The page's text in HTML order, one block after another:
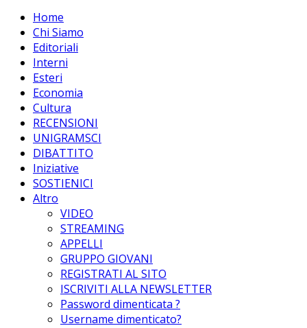
Home
Chi Siamo
Editoriali
Interni
Esteri
Economia
Cultura
RECENSIONI
UNIGRAMSCI
DIBATTITO
Iniziative
SOSTIENICI
Altro
VIDEO
STREAMING
APPELLI
GRUPPO GIOVANI
REGISTRATI AL SITO
ISCRIVITI ALLA NEWSLETTER
Password dimenticata ?
Username dimenticato?